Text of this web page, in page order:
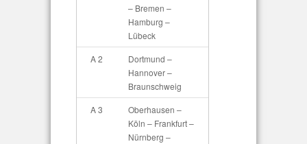
– Bremen –
Hamburg –
Lübeck
A 2
Dortmund –
Hannover –
Braunschweig
A 3
Oberhausen –
Köln – Frankfurt –
Nürnberg –